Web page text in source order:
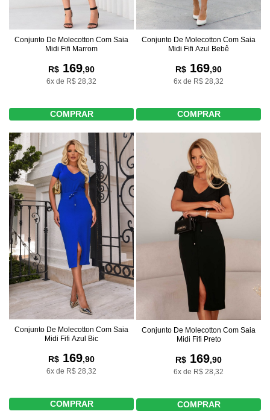
Conjunto De Molecotton Com Saia
Midi Fifi Marrom
R$ 169,90
6x de R$ 28,32
COMPRAR
Conjunto De Molecotton Com Saia
Midi Fifi Azul Bebê
R$ 169,90
6x de R$ 28,32
COMPRAR
Conjunto De Molecotton Com Saia
Midi Fifi Azul Bic
R$ 169,90
6x de R$ 28,32
COMPRAR
Conjunto De Molecotton Com Saia
Midi Fifi Preto
R$ 169,90
6x de R$ 28,32
COMPRAR